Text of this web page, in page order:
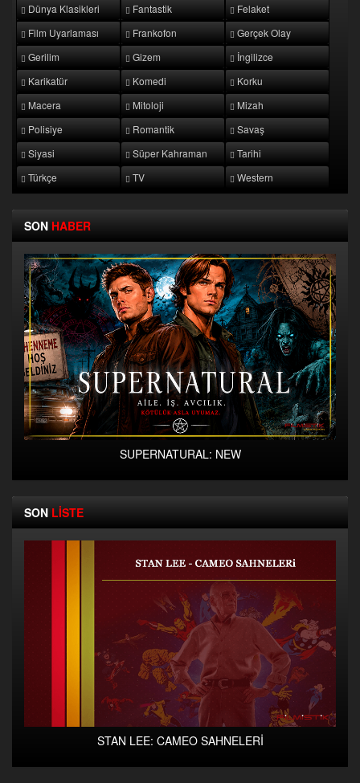
Dünya Klasikleri
Fantastik
Felaket
Film Uyarlaması
Frankofon
Gerçek Olay
Gerilim
Gizem
İngilizce
Karikatür
Komedi
Korku
Macera
Mitoloji
Mizah
Polisiye
Romantik
Savaş
Siyasi
Süper Kahraman
Tarihi
Türkçe
TV Western
SON HABER
SUPERNATURAL: NEW
SON LİSTE
STAN LEE: CAMEO SAHNELERİ